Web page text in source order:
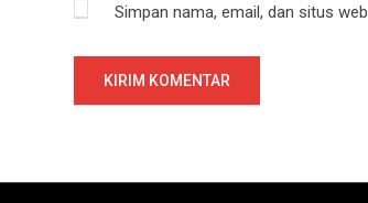
Simpan nama, email, dan situs